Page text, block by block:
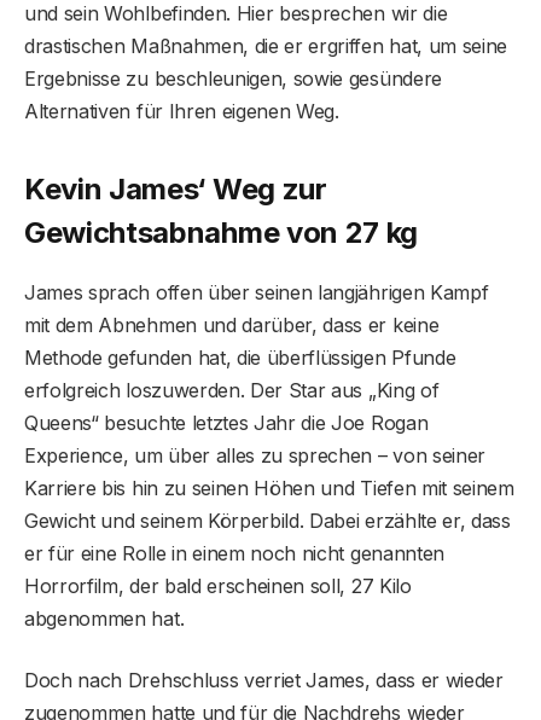
und sein Wohlbefinden. Hier besprechen wir die
drastischen Maßnahmen, die er ergriffen hat, um seine
Ergebnisse zu beschleunigen, sowie gesündere
Alternativen für Ihren eigenen Weg.
Kevin James‘ Weg zur
Gewichtsabnahme von 27 kg
James sprach offen über seinen langjährigen Kampf
mit dem Abnehmen und darüber, dass er keine
Methode gefunden hat, die überflüssigen Pfunde
erfolgreich loszuwerden. Der Star aus „King of
Queens“ besuchte letztes Jahr die Joe Rogan
Experience, um über alles zu sprechen – von seiner
Karriere bis hin zu seinen Höhen und Tiefen mit seinem
Gewicht und seinem Körperbild. Dabei erzählte er, dass
er für eine Rolle in einem noch nicht genannten
Horrorfilm, der bald erscheinen soll, 27 Kilo
abgenommen hat.
Doch nach Drehschluss verriet James, dass er wieder
zugenommen hatte und für die Nachdrehs wieder